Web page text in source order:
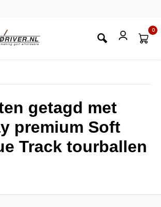
0
getagd met
premium Soft
Track tourballen